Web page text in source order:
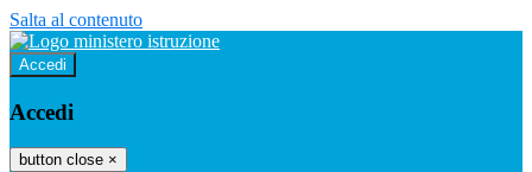
Salta al contenuto
Accedi
Accedi
button close ×